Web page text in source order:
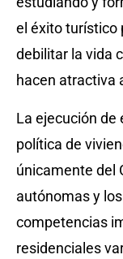
el éxito turístico
debilitar la vida
hacen atractiva
La ejecución de
política de
únicamente del
autónomas y
competencias
residenciales